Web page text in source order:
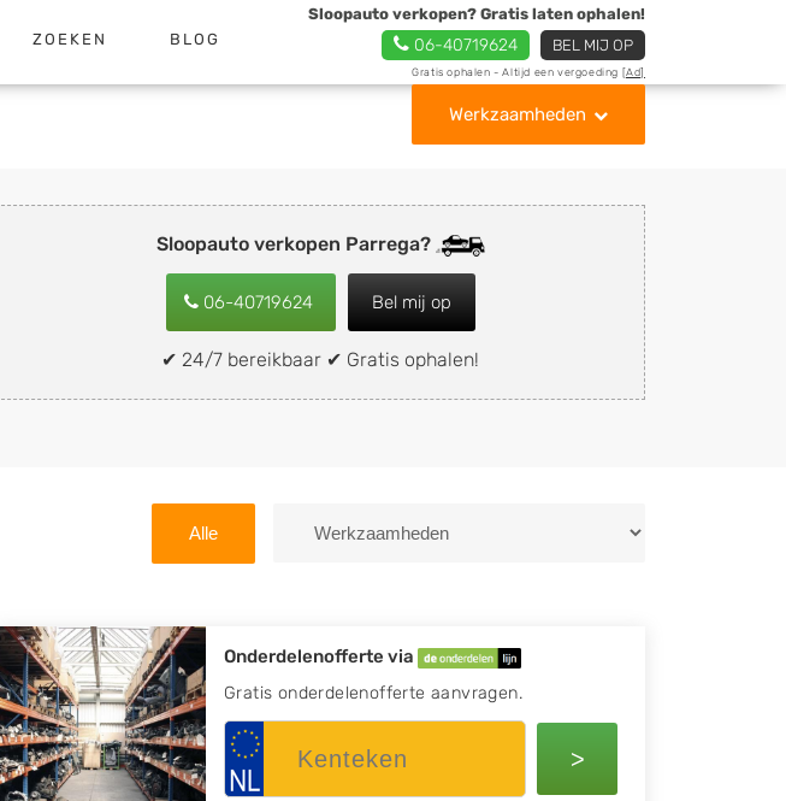
ZOEKEN BLOG
Sloopauto verkopen? Gratis laten ophalen!
06-40719624 BEL MIJ OP
Gratis ophalen - Altijd een vergoeding [Ad]
Werkzaamheden
Sloopauto verkopen Parrega?
06-40719624 Bel mij op
✔ 24/7 bereikbaar ✔ Gratis ophalen!
Alle
Onderdelenofferte via
Gratis onderdelenofferte aanvragen.
>